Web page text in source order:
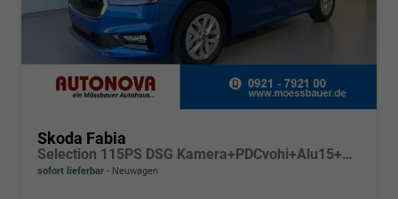
Skoda Fabia
Selection 115PS DSG Kamera+PDCvohi+Alu15+AppConnect+Sitzheizung+Sunset+LED
sofort lieferbar Neuwagen